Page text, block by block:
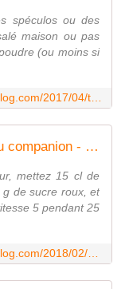
spéculos ou des
maison ou pas
(ou moins si
Caramel au beurre salé au rhum au companion - Mes Meilleures Recettes Faciles
mettez 15 cl de
de sucre roux, et
5 pendant 25